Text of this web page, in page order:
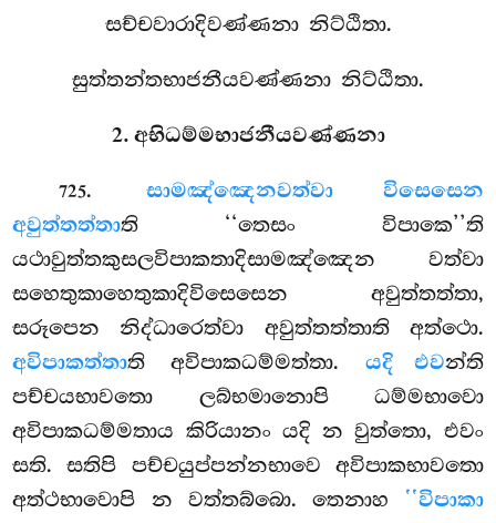
සච්චවාරාදිවණ්ණනා නිට්ඨිතා.
සුත්තන්තභාජනීයවණ්ණනා නිට්ඨිතා.
2. අභිධම්මභාජනීයවණ්ණනා
725.සාමඤ්ඤෙනවත්වා විසෙසෙන
අවුත්තත්තාති ‘‘තෙසං විපාකෙ’’ති
යථාවුත්තකුසලවිපාකතාදිසාමඤ්ඤෙන වත්වා
සහෙතුකාහෙතුකාදිවිසෙසෙන අවුත්තත්තා,
සරූපෙන නිද්ධාරෙත්වා අවුත්තත්තාති අත්ථො.
අවිපාකත්තාති අවිපාකධම්මත්තා. යදි එවන්ති
පච්චයභාවතො ලබ්භමානොපි ධම්මභාවො
අවිපාකධම්මතාය කිරියානං යදි න වුත්තො, එවං
සති. සතිපි පච්චයුප්පන්නභාවෙ අවිපාකභාවතො
අත්ථභාවොපි න වත්තබ්බො. තෙනාහ ‘‘විපාකා